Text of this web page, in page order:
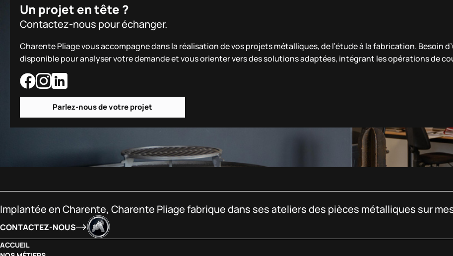
Un projet en tête ?
Contactez-nous pour échanger.
Charente Pliage vous accompagne dans la réalisation de vos projets métalliques, de l’étude à la fabrication. Besoin
disponible pour analyser votre demande et vous orienter vers des solutions adaptées, intégrant les opérations de
Parlez-nous de votre projet
Implantée en Charente, Charente Pliage fabrique dans ses ateliers des pièces métalliques sur
CONTACTEZ-NOUS
ACCUEIL